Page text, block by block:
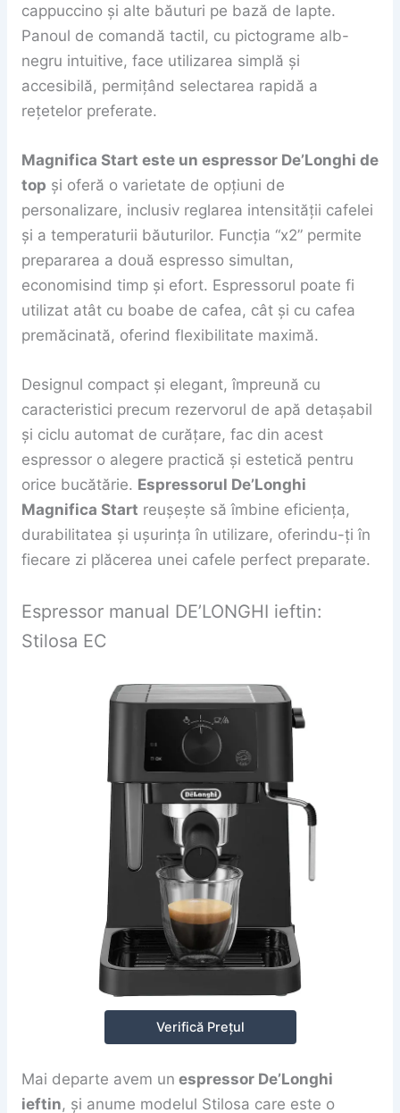
cappuccino și alte băuturi pe bază de lapte.
Panoul de comandă tactil, cu pictograme alb-
negru intuitive, face utilizarea simplă și
accesibilă, permițând selectarea rapidă a
rețetelor preferate.
Magnifica Start este un espressor De’Longhi de
top și oferă o varietate de opțiuni de
personalizare, inclusiv reglarea intensității cafelei
și a temperaturii băuturilor. Funcția “x2” permite
prepararea a două espresso simultan,
economisind timp și efort. Espressorul poate fi
utilizat atât cu boabe de cafea, cât și cu cafea
premăcinată, oferind flexibilitate maximă.
Designul compact și elegant, împreună cu
caracteristici precum rezervorul de apă detașabil
și ciclu automat de curățare, fac din acest
espressor o alegere practică și estetică pentru
orice bucătărie. Espressorul De’Longhi
Magnifica Start reușește să îmbine eficiența,
durabilitatea și ușurința în utilizare, oferindu-ți în
fiecare zi plăcerea unei cafele perfect preparate.
Espressor manual DE’LONGHI ieftin:
Stilosa EC
Verifică Prețul
Mai departe avem un espressor De’Longhi
ieftin, și anume modelul Stilosa care este o